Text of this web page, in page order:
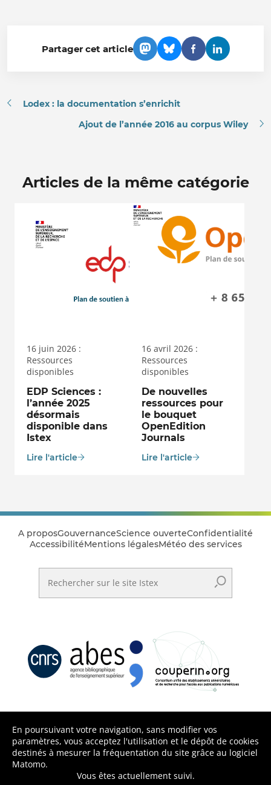
Partager cet article
Lodex : la documentation s’enrichit
Ajout de l’année 2016 au corpus Wiley
Articles de la même catégorie
16 juin 2026 :
Ressources
disponibles
EDP Sciences :
l’année 2025
désormais
disponible dans
Istex
Lire l'article
16 avril 2026 :
Ressources
disponibles
De nouvelles
ressources pour
le bouquet
OpenEdition
Journals
Lire l'article
A proposGouvernanceScience ouverteConfidentialité
AccessibilitéMentions légalesMétéo des services
En poursuivant votre navigation, sans modifier vos
paramètres, vous acceptez l'utilisation et le dépôt de cookies
destinés à mesurer la fréquentation du site grâce au logiciel
Matomo.
Vous êtes actuellement suivi.